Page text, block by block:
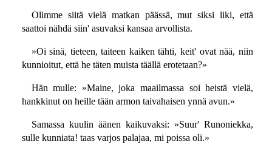
Olimme siitä vielä matkan päässä, mut siksi liki, että
saattoi nähdä siin' asuvaksi kansaa arvollista.
»Oi sinä, tieteen, taiteen kaiken tähti, keit' ovat nää, niin
kunnioitut, että he täten muista täällä erotetaan?»
Hän mulle: »Maine, joka maailmassa soi heistä vielä,
hankkinut on heille tään armon taivahaisen ynnä avun.»
Samassa kuulin äänen kaikuvaksi: »Suur' Runoniekka,
sulle kunniata! taas varjos palajaa, mi poissa oli.»